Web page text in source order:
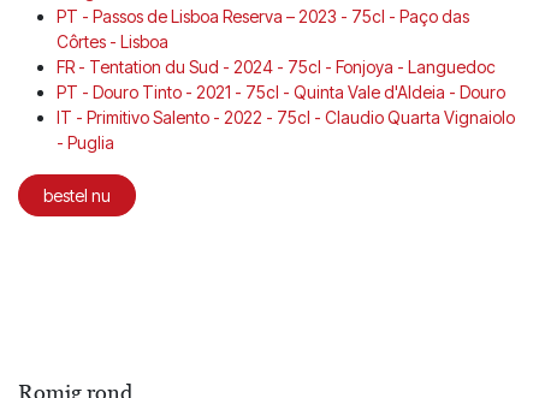
PT - Passos de Lisboa Reserva – 2023 - 75cl - Paço das
Côrtes - Lisboa
FR - Tentation du Sud - 2024 - 75cl - Fonjoya - Languedoc
PT - Douro Tinto - 2021 - 75cl - Quinta Vale d'Aldeia - Douro
IT - Primitivo Salento - 2022 - 75cl - Claudio Quarta Vignaiolo
- Puglia
bestel nu
Romig rond